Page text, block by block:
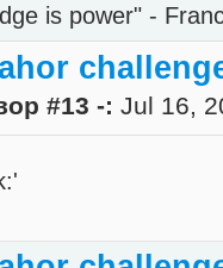
is power" -
#13 -: Jul 16,